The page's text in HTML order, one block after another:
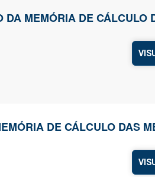
DA MEMÓRIA DE CÁLCULO
DE CÁLCULO DAS